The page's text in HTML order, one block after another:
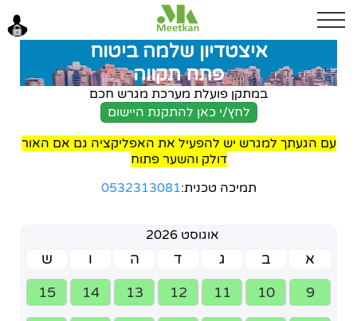
איצטדיון שלמה ביטוח
פתח תקווה
במתקן פועלת מערכת מגרש חכם
לחץ/י כאן להתקנת היישום
עם הגעתך למגרש יש להפעיל את האפליקציה גם אם האור
דולק והשער פתוח
תמיכה טכנית:0532313081
אוגוסט 2026
א ב ג ד ה ו
ש
9
10
11
12
13
14
15
בוקר טוב